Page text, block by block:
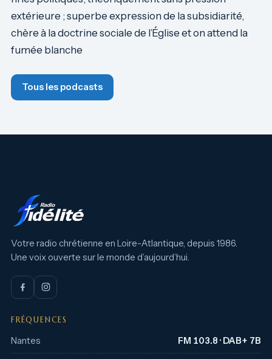
extérieure ; superbe expression de la subsidiarité,
chère à la doctrine sociale de l’Église et on attend la
fumée blanche
Tous les podcasts
Votre radio chrétienne en Loire-Atlantique, depuis 1986.
Une voix ouverte sur le monde d’aujourd’hui.
FRÉQUENCES
Nantes FM 103.8 · DAB+ 7B